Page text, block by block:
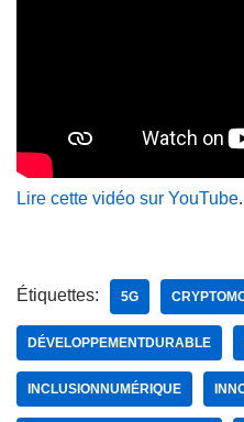
Lire cette vidéo sur YouTube.
Étiquettes: 5G
DÉVELOPPEMENTDURABLE
INCLUSIONNUMÉRIQUE